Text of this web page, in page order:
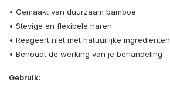
• Gemaakt van duurzaam bamboe
• Stevige en flexibele haren
• Reageert niet met natuurlijke ingrediënten
• Behoudt de werking van je behandeling
Gebruik: